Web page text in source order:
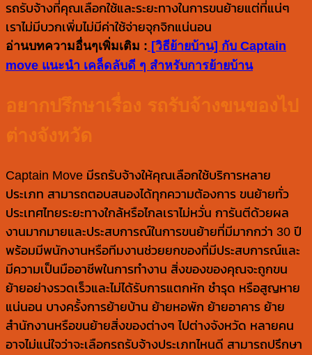
รถรับจ้างที่คุณเลือกใช้และระยะทางในการขนย้ายแต่ที่แน่ๆ
เราไม่มีบวกเพิ่มไม่มีค่าใช้จ่ายจุกจิกแน่นอน
อ่านบทความอื่นๆเพิ่มเติม : [วิธีย้ายบ้าน] กับ Captain
move แนะนำ เคล็ดลับดี ๆ สำหรับการย้ายบ้าน
อยากปรึกษาเรื่อง รถรับจ้างขนของไป
ต่างจังหวัด
Captain Move มีรถรับจ้างให้คุณเลือกใช้บริการหลาย
ประเภท สามารถตอบสนองได้ทุกความต้องการ ขนย้ายทั่ว
ประเทศไทยระยะทางใกล้หรือไกลเราไม่หวั่น การันตีด้วยผล
งานมากมายและประสบการณ์ในการขนย้ายที่มีมากกว่า 30 ปี
พร้อมมีพนักงานหรือทีมงานช่วยยกของที่มีประสบการณ์และ
มีความเป็นมืออาชีพในการทำงาน สิ่งของของคุณจะถูกขน
ย้ายอย่างรวดเร็วและไม่ได้รับการแตกหัก ชำรุด หรือสูญหาย
แน่นอน บางครั้งการย้ายบ้าน ย้ายหอพัก ย้ายอาคาร ย้าย
สำนักงานหรือขนย้ายสิ่งของต่างๆ ไปต่างจังหวัด หลายคน
อาจไม่แน่ใจว่าจะเลือกรถรับจ้างประเภทไหนดี สามารถปรึกษา